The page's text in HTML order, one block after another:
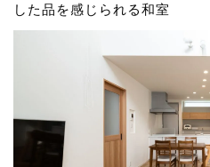
した品を感じられる和室